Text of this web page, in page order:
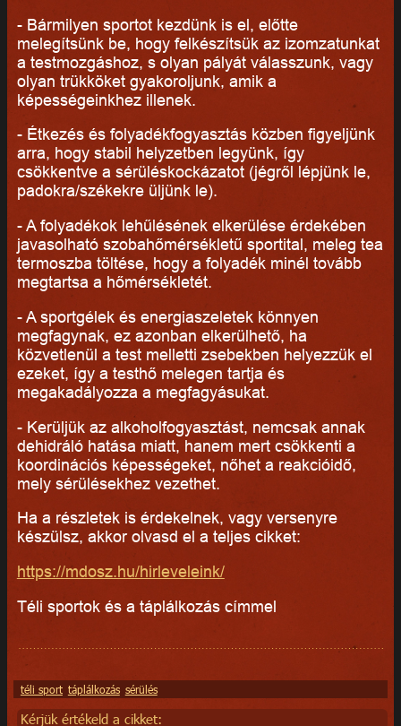
- Bármilyen sportot kezdünk is el, előtte
melegítsünk be, hogy felkészítsük az izomzatunkat
a testmozgáshoz, s olyan pályát válasszunk, vagy
olyan trükköket gyakoroljunk, amik a
képességeinkhez illenek.
- Étkezés és folyadékfogyasztás közben figyeljünk
arra, hogy stabil helyzetben legyünk, így
csökkentve a sérüléskockázatot (jégről lépjünk le,
padokra/székekre üljünk le).
- A folyadékok lehűlésének elkerülése érdekében
javasolható szobahőmérsékletű sportital, meleg tea
termoszba töltése, hogy a folyadék minél tovább
megtartsa a hőmérsékletét.
- A sportgélek és energiaszeletek könnyen
megfagynak, ez azonban elkerülhető, ha
közvetlenül a test melletti zsebekben helyezzük el
ezeket, így a testhő melegen tartja és
megakadályozza a megfagyásukat.
- Kerüljük az alkoholfogyasztást, nemcsak annak
dehidráló hatása miatt, hanem mert csökkenti a
koordinációs képességeket, nőhet a reakcióidő,
mely sérülésekhez vezethet.
Ha a részletek is érdekelnek, vagy versenyre
készülsz, akkor olvasd el a teljes cikket:
https://mdosz.hu/hirleveleink/
Téli sportok és a táplálkozás címmel
téli sport táplálkozás sérülés
Kérjük értékeld a cikket: